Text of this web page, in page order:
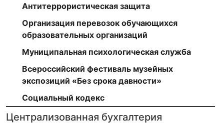
Антитеррористическая защита
Организация перевозок обучающихся
образовательных организаций
Муниципальная психологическая служба
Всероссийский фестиваль музейных
экспозиций «Без срока давности»
Социальный кодекс
Централизованная бухгалтерия